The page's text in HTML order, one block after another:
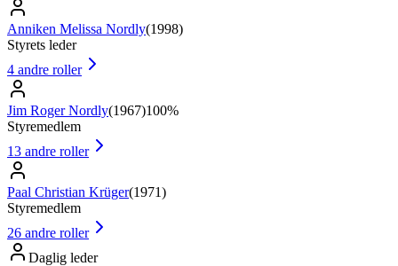
Anniken Melissa Nordly(1998)
Styrets leder
4 andre roller
Jim Roger Nordly(1967)100%
Styremedlem
13 andre roller
Paal Christian Krüger(1971)
Styremedlem
26 andre roller
Daglig leder